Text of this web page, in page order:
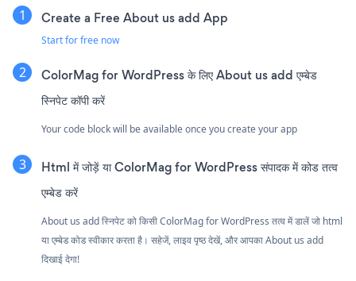
Create a Free About us add App
Start for free now
ColorMag for WordPress के लिए About us add एम्बेड
स्निपेट कॉपी करें
Your code block will be available once you create your app
Html में जोड़ें या ColorMag for WordPress संपादक में कोड तत्व
एम्बेड करें
About us add स्निपेट को किसी ColorMag for WordPress तत्व में डालें जो html
या एम्बेड कोड स्वीकार करता है। सहेजें, लाइव पृष्ठ देखें, और आपका About us add
दिखाई देगा!